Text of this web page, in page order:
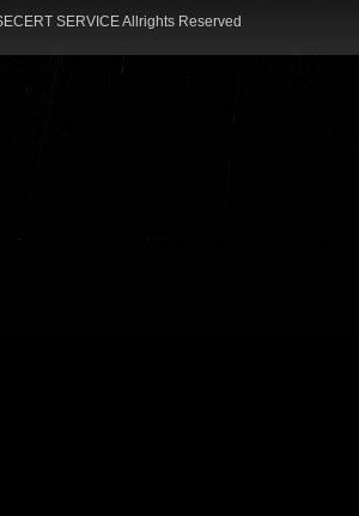
SERVICE Allrights Reserved